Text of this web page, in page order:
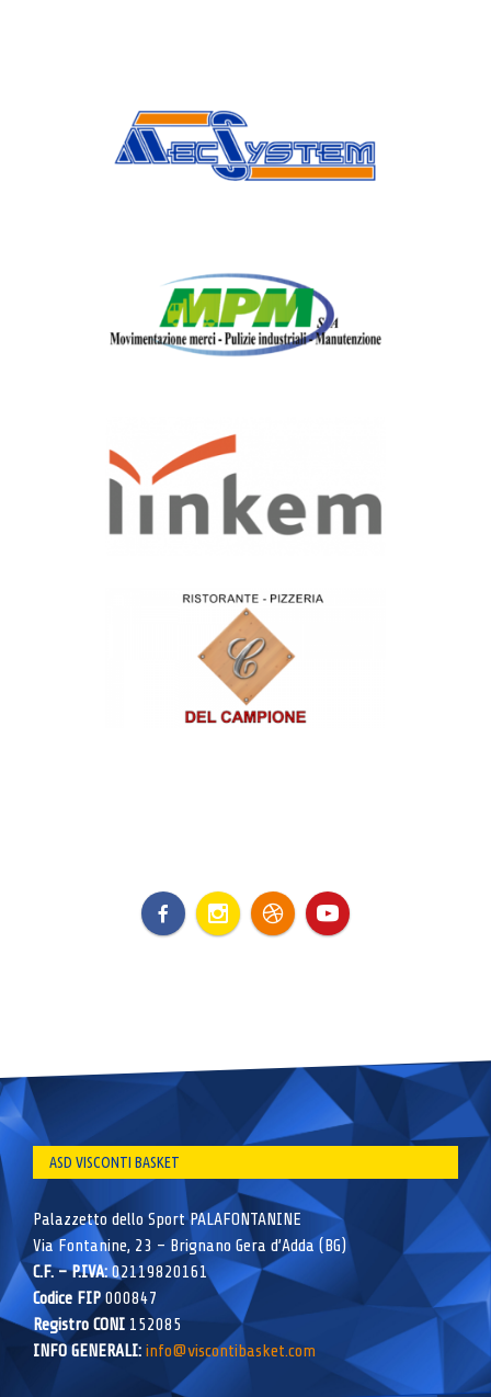
ASD VISCONTI BASKET
Palazzetto dello Sport PALAFONTANINE
Via Fontanine, 23 – Brignano Gera d’Adda (BG)
C.F. – P.IVA:02119820161
Codice FIP000847
Registro CONI 152085
INFO GENERALI: info@viscontibasket.com